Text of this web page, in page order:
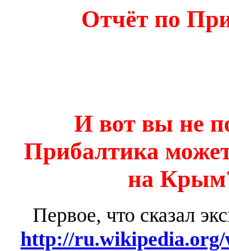
Отчёт по
И вот вы не
Прибалтика
на
Первое, что сказал
http://